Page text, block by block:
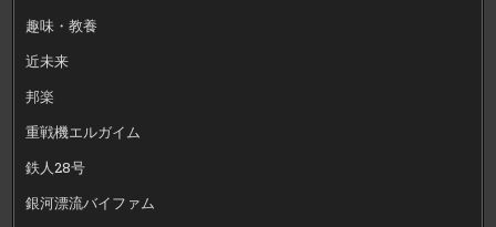
趣味・教養
近未来
邦楽
重戦機エルガイム
鉄人28号
銀河漂流バイファム